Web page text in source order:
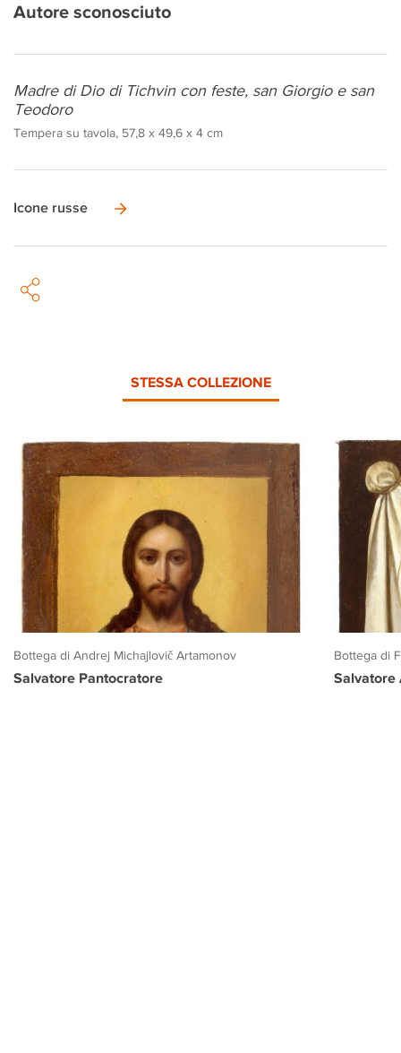
Autore sconosciuto
Madre di Dio di Tichvin con feste, san Giorgio e san
Teodoro
Tempera su tavola, 57,8 x 49,6 x 4 cm
Icone russe
STESSA COLLEZIONE
Bottega di Andrej Michajlovič Artamonov
Salvatore Pantocratore
Bottega di
Salvatore